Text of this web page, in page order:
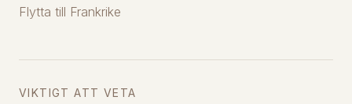
Flytta till Frankrike
VIKTIGT ATT VETA